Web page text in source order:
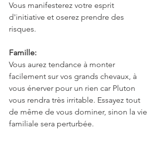
Vous manifesterez votre esprit
d'initiative et oserez prendre des
risques.
Famille:
Vous aurez tendance à monter
facilement sur vos grands chevaux, à
vous énerver pour un rien car Pluton
vous rendra très irritable. Essayez tout
de même de vous dominer, sinon la vie
familiale sera perturbée.